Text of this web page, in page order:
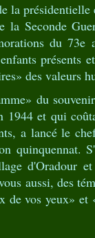
la
Seconde
du 73e
présents
des valeurs
du
et qui
a lancé le
quinquennat.
d'Oradour
aussi, des
de vos yeux»